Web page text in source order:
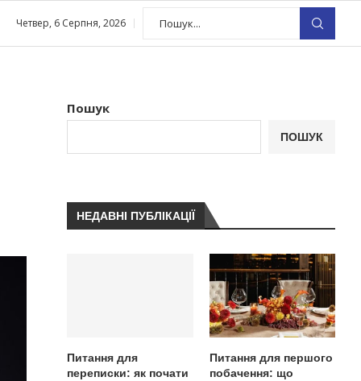
Четвер, 6 Серпня, 2026
Пошук
ПОШУК
НЕДАВНІ ПУБЛІКАЦІЇ
Питання для
переписки: як почати
Питання для першого
побачення: що